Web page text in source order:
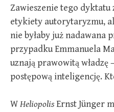
Zawieszenie tego dyktatu
etykiety autorytaryzmu,
nie byłaby już nadawana
przypadku Emmanuela
uznają prawowitą władzę
postępową inteligencję.
WHeliopolisErnst Jünger